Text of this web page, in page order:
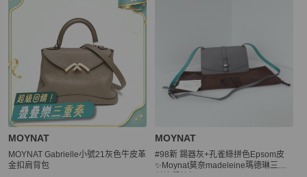
MOYNAT
MOYNAT Gabrielle小號21灰色牛皮革
金扣肩背包
MOYNAT
#98新 錫器灰+孔雀綠拼色Epsom皮
✨Moynat莫奈madeleine瑪德琳三角